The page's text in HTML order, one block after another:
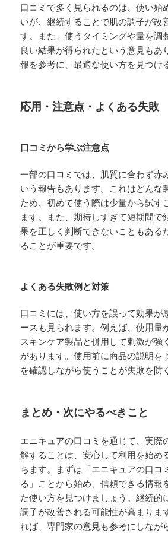
口コミで多く見られるのは、使い始
いが、継続することで肌の調子が改
す。また、使うタイミングや量を調
良い結果が得られたという意見もあ
報を参考に、最適な使い方を見つけ
応用・注意点・よくある失敗
口コミから学ぶ注意点
一部の口コミでは、肌質に合わず赤
いう報告もあります。これはどんな
ため、初めて使う際は少量から試す
ます。また、期待しすぎて短期間で
果を正しく判断できないこともある
ることが重要です。
よくある失敗例と対策
口コミには、使い方を誤って効果が
ースも見られます。例えば、使用量
スキンケア製品と併用して刺激が強
があります。使用前に商品の説明を
を確認しながら使うことが失敗を防
まとめ・次にやるべきこと
エニキュアの口コミを通じて、実際
解することは、安心して利用を始め
ちます。まずは「エニキュアの口コ
る」ことから始め、信頼できる情報
た使い方を見つけましょう。継続的
調子が改善される可能性が高まりま
れば、専門家の意見も参考にしなが